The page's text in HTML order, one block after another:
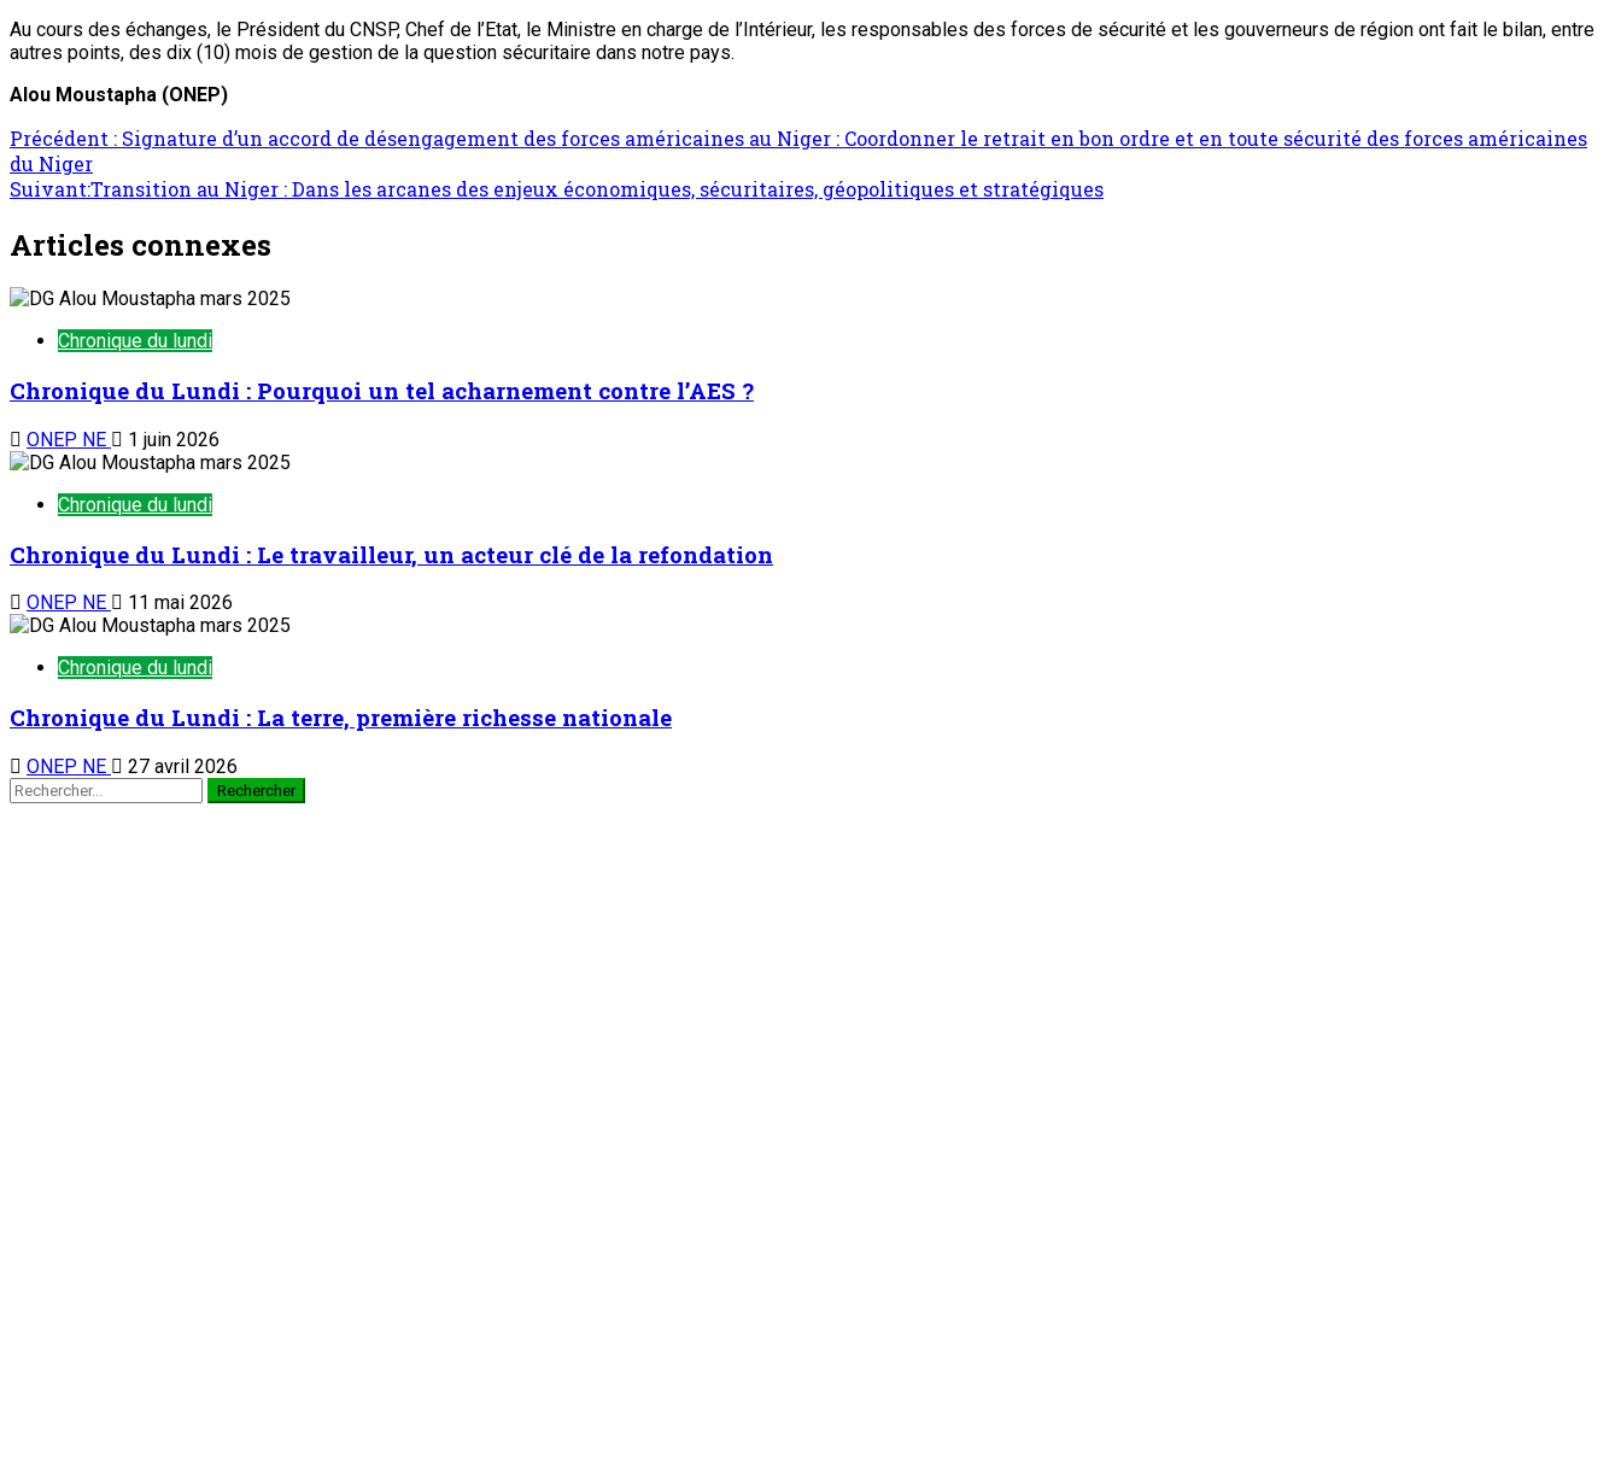
Au cours des échanges, le Président du CNSP, Chef de l’Etat, le Ministre en charge de l’Intérieur, les responsables des forces de sécurité et les gouverneurs de région ont fait le bilan, entre
autres points, des dix (10) mois de gestion de la question sécuritaire dans notre pays.
Alou Moustapha (ONEP)
Navigation
d’article
Précédent : Signature d’un accord de désengagement des forces américaines au Niger : Coordonner le retrait en bon ordre et en toute sécurité des forces américaines
du Niger
Suivant:Transition au Niger : Dans les arcanes des enjeux économiques, sécuritaires, géopolitiques et stratégiques
Articles connexes
Chronique du lundi
Chronique du Lundi : Pourquoi un tel acharnement contre l’AES ?
ONEP NE 1 juin 2026
Chronique du lundi
Chronique du Lundi : Le travailleur, un acteur clé de la refondation
ONEP NE 11 mai 2026
Chronique du lundi
Chronique du Lundi : La terre, première richesse nationale
ONEP NE
27 avril 2026
Rechercher :